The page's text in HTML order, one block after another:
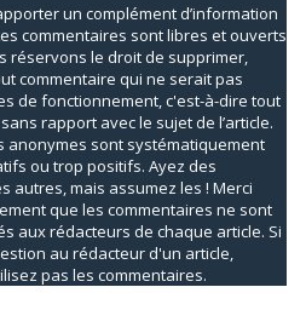
un complément d’information
commentaires sont libres et ouverts
réservons le droit de supprimer,
commentaire qui ne serait pas
de fonctionnement, c'est-à-dire tout
rapport avec le sujet de l’article.
anonymes sont systématiquement
ou trop positifs. Ayez des
autres, mais assumez les ! Merci
que les commentaires ne sont
aux rédacteurs de chaque article. Si
au rédacteur d'un article,
pas les commentaires.